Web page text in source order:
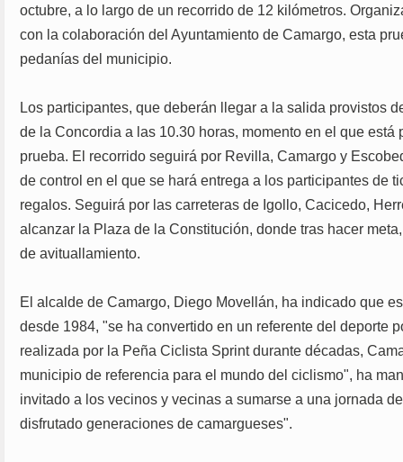
octubre, a lo largo de un recorrido de 12 kilómetros.
con la colaboración del Ayuntamiento de Camargo, esta
pedanías del municipio.
Los participantes, que deberán llegar a la salida provistos
de la Concordia a las 10.30 horas, momento en el que está
prueba. El recorrido seguirá por Revilla, Camargo y
de control en el que se hará entrega a los participantes de
regalos. Seguirá por las carreteras de Igollo, Cacicedo,
alcanzar la Plaza de la Constitución, donde tras hacer
de avituallamiento.
El alcalde de Camargo, Diego Movellán, ha indicado que
desde 1984, "se ha convertido en un referente del deporte
realizada por la Peña Ciclista Sprint durante décadas,
municipio de referencia para el mundo del ciclismo", ha
invitado a los vecinos y vecinas a sumarse a una jornada
disfrutado generaciones de camargueses".